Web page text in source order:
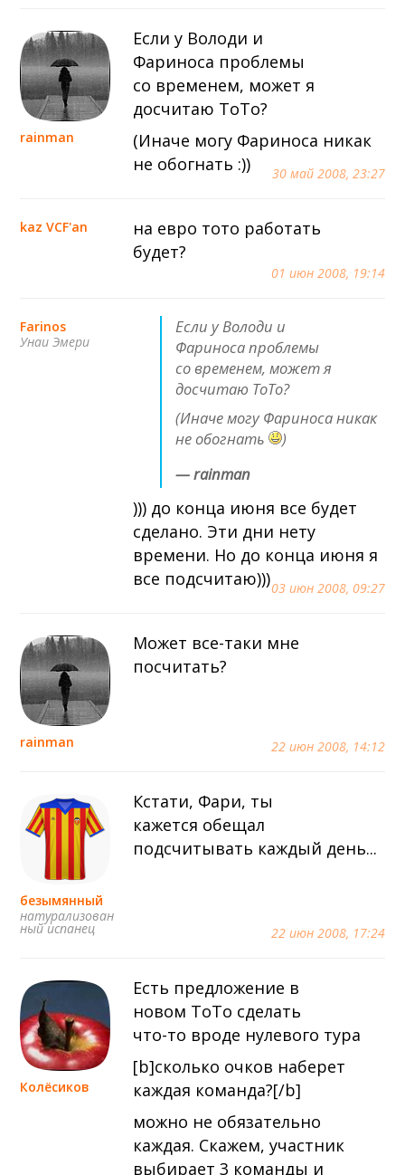
rainman
30 май 2008, 23:27
Если у Володи и
Фариноса проблемы
со временем, может я
досчитаю ТоТо?
(Иначе могу Фариноса никак
не обогнать :))
kaz VCF'an
01 июн 2008, 19:14
на евро тото работать
будет?
Farinos
Унаи Эмери
03 июн 2008, 09:27
— rainman
Если у Володи и
Фариноса проблемы
со временем, может я
досчитаю ТоТо?
(Иначе могу Фариноса никак
не обогнать
)
))) до конца июня все будет
сделано. Эти дни нету
времени. Но до конца июня я
все подсчитаю)))
rainman 22 июн 2008, 14:12
Может все-таки мне
посчитать?
безымянный
натурализован
ный испанец 22 июн 2008, 17:24
Кстати, Фари, ты
кажется обещал
подсчитывать каждый день...
Колёсиков
Есть предложение в
новом ТоТо сделать
что-то вроде нулевого тура
[b]сколько очков наберет
каждая команда?[/b]
можно не обязательно
каждая. Скажем, участник
выбирает 3 команды и